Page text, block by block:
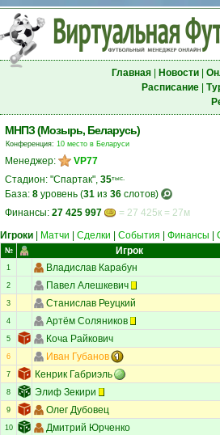
Главная| Новости|
Расписание|
МНПЗ (Мозырь, Беларусь)
Конференция: 10 место в Беларуси
Менеджер:
VP77
Стадион: "Спартак", 35тыс.
База: 8 уровень (31 из 36 слотов)
Финансы: 27 425 997 = 27 425к = 27м
Игроки Матчи Сделки События Финансы
№ Игрок
1 Владислав Карабун
2 Павел Алешкевич
3 Станислав Реуцкий
4 Артём Соляников
5 Коча Райкович
6 Иван Губанов
7 Кенрик Габриэль
8 Элиф Зекири
9 Олег Дубовец
10 Дмитрий Юрченко